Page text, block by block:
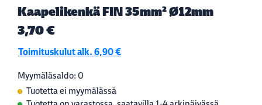
Kaapelikenkä FIN 35mm² Ø12mm
3,70 €
Toimituskulut alk. 6,90 €
Myymäläsaldo: 0
Tuotetta ei myymälässä